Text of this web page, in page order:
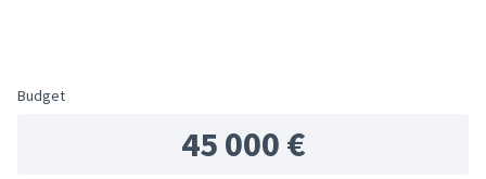
Budget
45 000 €